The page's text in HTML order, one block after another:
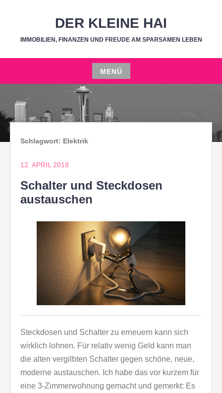
DER KLEINE HAI
IMMOBILIEN, FINANZEN UND FREUDE AM SPARSAMEN LEBEN
MENÜ
Zum
springen
Schlagwort: Elektrik
12. APRIL 2018
Schalter und Steckdosen
austauschen
Steckdosen und Schalter zu erneuern kann sich
wirklich lohnen. Für relativ wenig Geld kann man
die alten vergilbten Schalter gegen schöne, neue,
moderne austauschen. Ich habe das vor kurzem für
eine 3-Zimmerwohnung gemacht und gemerkt: Es